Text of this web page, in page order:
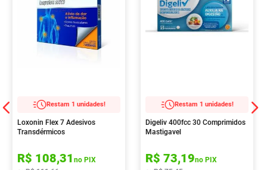
Restam 1 unidades!
Loxonin Flex 7 Adesivos
Transdérmicos
R$ 108,31 no PIX
Restam 1 unidades!
Digeliv 400fcc 30 Comprimidos
Mastigavel
R$ 73,19no PIX